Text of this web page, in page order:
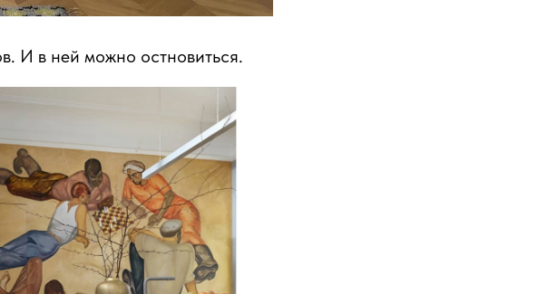
И в ней можно остновиться.